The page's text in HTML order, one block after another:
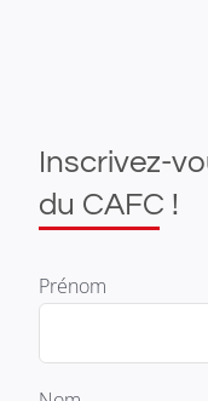
Inscrivez-
du CAFC !
Prénom